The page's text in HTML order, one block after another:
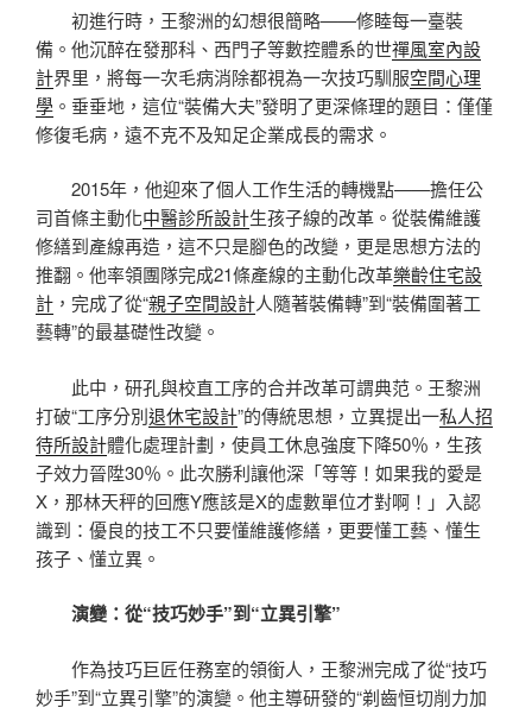
初進行時，王黎洲的幻想很簡略——修睦每一臺裝
備。他沉醉在發那科、西門子等數控體系的世禪風室內設
計界里，將每一次毛病消除都視為一次技巧馴服空間心理
學 。垂垂地，這位“裝備大夫”發明了更深條理的題目：僅僅
修復毛病，遠不克不及知足企業成長的需求。
2015年，他迎來了個人工作生活的轉機點——擔任公
司首條主動化中醫診所設計生孩子線的改革。從裝備維護
修繕到產線再造，這不只是腳色的改變，更是思想方法的
推翻。他率領團隊完成21條產線的主動化改革樂齡住宅設
計 ，完成了從“親子空間設計人隨著裝備轉”到“裝備圍著工
藝轉”的最基礎性改變。
此中，研孔與校直工序的合并改革可謂典范。王黎洲
打破“工序分別退休宅設計”的傳統思想，立異提出一私人招
待所設計體化處理計劃，使員工休息強度下降50％，生孩
子效力晉陞30％。此次勝利讓他深「等等！如果我的愛是
X，那林天秤的回應Y應該是X的虛數單位才對啊！」入認
識到：優良的技工不只要懂維護修繕，更要懂工藝、懂生
孩子、懂立異。
演變：從“技巧妙手”到“立異引擎”
作為技巧巨匠任務室的領銜人，王黎洲完成了從“技巧
妙手”到“立異引擎”的演變。他主導研發的“剃齒恒切削力加